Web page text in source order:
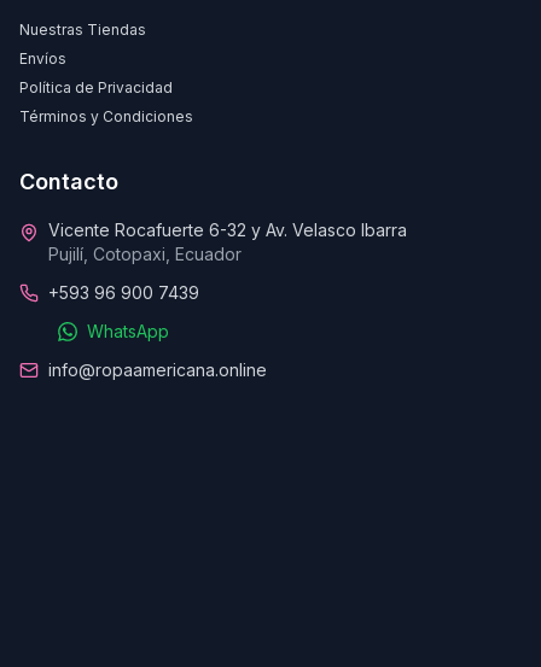
Nuestras Tiendas
Envíos
Política de Privacidad
Términos y Condiciones
Contacto
Vicente Rocafuerte 6-32 y Av. Velasco Ibarra
Pujilí, Cotopaxi, Ecuador
+593 96 900 7439
WhatsApp
info@ropaamericana.online